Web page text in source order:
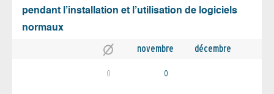
pendant l’installation et l’utilisation de logiciels
normaux
novembre décembre
0 0